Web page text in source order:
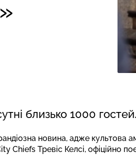
близько 1000 гостей.
новина, адже культова
Chiefs Тревіс Келсі, офіційно